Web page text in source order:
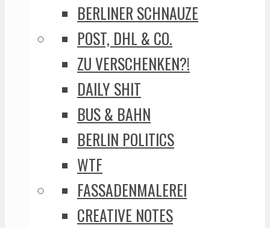
BERLINER SCHNAUZE
POST, DHL & CO.
ZU VERSCHENKEN?!
DAILY SHIT
BUS & BAHN
BERLIN POLITICS
WTF
FASSADENMALEREI
CREATIVE NOTES